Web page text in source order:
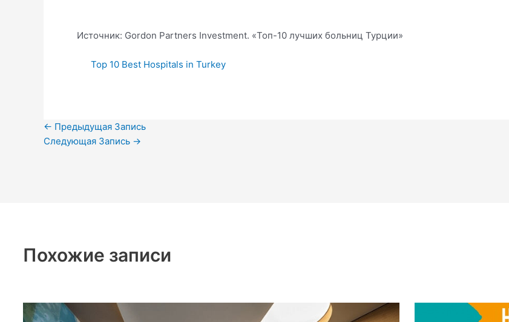
Источник: Gordon Partners Investment. «Топ-10 лучших больниц Турции»
Top 10 Best Hospitals in Turkey
← Предыдущая Запись
Следующая Запись →
Похожие записи